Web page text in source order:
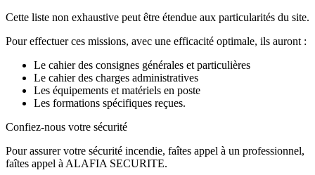
Cette liste non exhaustive peut être étendue aux particularités du site.
Pour effectuer ces missions, avec une efficacité optimale, ils auront :
Le cahier des consignes générales et particulières
Le cahier des charges administratives
Les équipements et matériels en poste
Les formations spécifiques reçues.
Confiez-nous votre sécurité
Pour assurer votre sécurité incendie, faîtes appel à un professionnel,
faîtes appel à ALAFIA SECURITE.